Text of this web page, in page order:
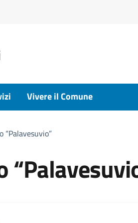
Vivere il Comune
“Palavesuvio”